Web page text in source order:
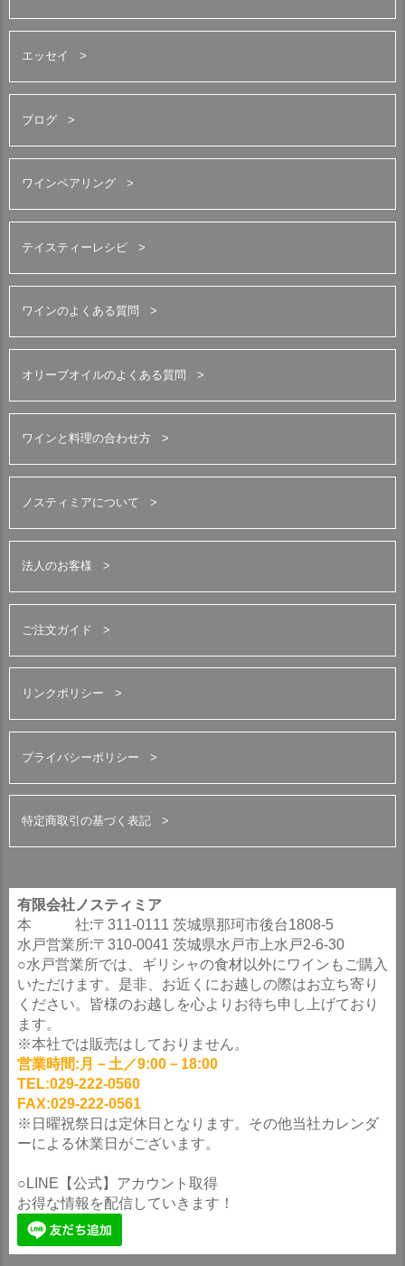
エッセイ
ブログ
ワインペアリング
テイスティーレシピ
ワインのよくある質問
オリーブオイルのよくある質問
ワインと料理の合わせ方
ノスティミアについて
法人のお客様
ご注文ガイド
リンクポリシー
プライバシーポリシー
特定商取引の基づく表記
有限会社ノスティミア
本 社:〒311-0111 茨城県那珂市後台1808-5
水戸営業所:〒310-0041 茨城県水戸市上水戸2-6-30
○水戸営業所では、ギリシャの食材以外にワインもご購入
いただけます。是非、お近くにお越しの際はお立ち寄り
ください。皆様のお越しを心よりお待ち申し上げており
ます。
※本社では販売はしておりません。
営業時間:月－土／9:00－18:00
TEL:029-222-0560
FAX:029-222-0561
※日曜祝祭日は定休日となります。その他当社カレンダ
ーによる休業日がございます。
○LINE【公式】アカウント取得
お得な情報を配信していきます！